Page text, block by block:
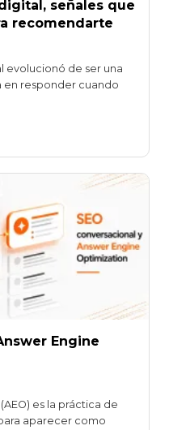
señales que
recomendarte
evolucionó de ser una
en responder cuando
Engine
es la práctica de
aparecer como